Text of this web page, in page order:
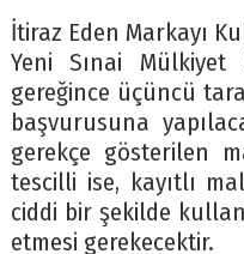
İtiraz Eden Markayı
Yeni Sınai
gereğince üçüncü
başvurusuna
gerekçe gösterilen
tescilli ise, kayıtlı
ciddi bir şekilde
etmesi gerekecektir.